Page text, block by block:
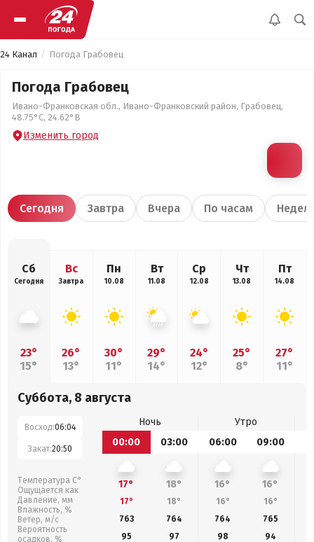
24 Канал Погода Грабовец
Погода Грабовец
Ивано-Франковская обл., Ивано-Франковский район, Грабовец,
48.75°С, 24.62°В
Изменить город
Сегодня Завтра Вчера По часам
Сб
Сегодня
23°
15°
Вс
Завтра
26°
13°
Пн
10.08
30°
11°
Вт
11.08
29°
14°
Ср
12.08
24°
12°
Чт
13.08
25°
8°
Пт
14.08
27°
11°
Суббота, 8 августа
Восход:06:04
Закат:20:50
Температура С°
Ощущается как
Давление, мм
Влажность, %
Ветер, м/с
Вероятность
осадков, %
Ночь
Утро
00:00
03:00 06:00 09:00
17° 18° 16° 16°
17° 18° 16° 16°
763
764 764 765
95
97 98 94